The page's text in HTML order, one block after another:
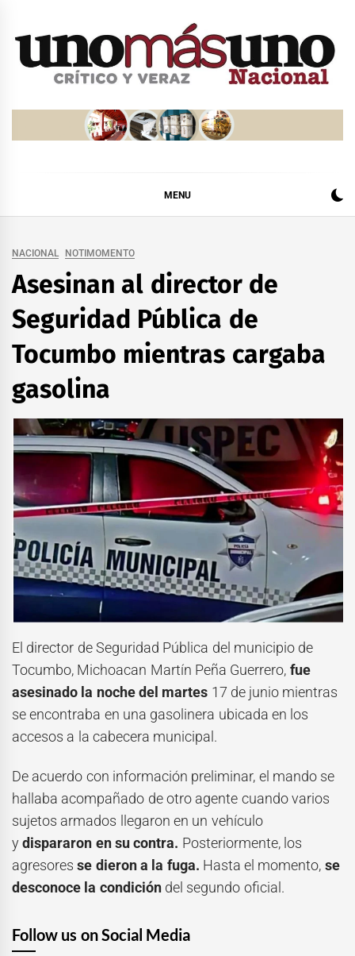
MENU
NACIONAL NOTIMOMENTO
Asesinan al director de
Seguridad Pública de
Tocumbo mientras cargaba
gasolina
El director de Seguridad Pública del municipio de
Tocumbo, Michoacan Martín Peña Guerrero, fue
asesinado la noche del martes 17 de junio mientras
se encontraba en una gasolinera ubicada en los
accesos a la cabecera municipal.
De acuerdo con información preliminar, el mando se
hallaba acompañado de otro agente cuando varios
sujetos armados llegaron en un vehículo
ydispararon en su contra. Posteriormente, los
agresoresse dieron a la fuga. Hasta el momento, se
desconoce la condicióndel segundo oficial.
Follow us on Social Media